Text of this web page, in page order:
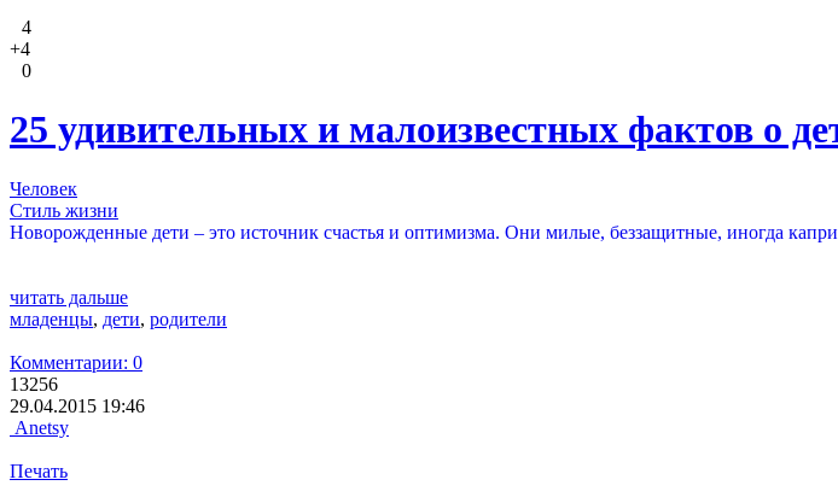
4
+4
0
25 удивительных и малоизвестных фактов о
Человек
Стиль жизни
Новорожденные дети – это источник счастья и оптимизма. Они милые, беззащитные, иногда
читать дальше
младенцы, дети, родители
Комментарии: 0
13256
29.04.2015 19:46
Anetsy
Печать